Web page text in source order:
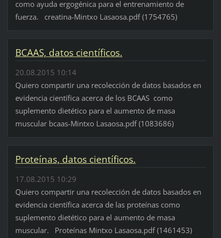
como ayuda ergogénica para el entrenamiento de
fuerza. creatina-Mintxo Lasaosa.pdf (1754765)
BCAAS, datos científicos.
20.08.2015 10:14
Quiero compartir una recolección de datos basados en
evidencia científica acerca de los BCAAS como
suplemento dietético para el aumento de masa
muscular bcaas-Mintxo Lasaosa.pdf (1083686)
Proteínas, datos científicos.
17.08.2015 10:29
Quiero compartir una recolección de datos basados en
evidencia científica acerca de las proteínas como
suplemento dietético para el aumento de masa
muscular. Proteínas Mintxo Lasaosa.pdf (1461453)